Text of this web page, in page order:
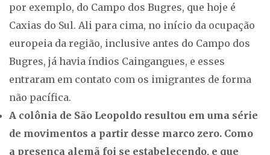
por exemplo, do Campo dos Bugres, que hoje é
Caxias do Sul. Ali para cima, no início da ocupação
europeia da região, inclusive antes do Campo dos
Bugres, já havia índios Caingangues, e esses
entraram em contato com os imigrantes de forma
não pacífica.
A colônia de São Leopoldo resultou em uma série
de movimentos a partir desse marco zero. Como
a presença alemã foi se estabelecendo, e que